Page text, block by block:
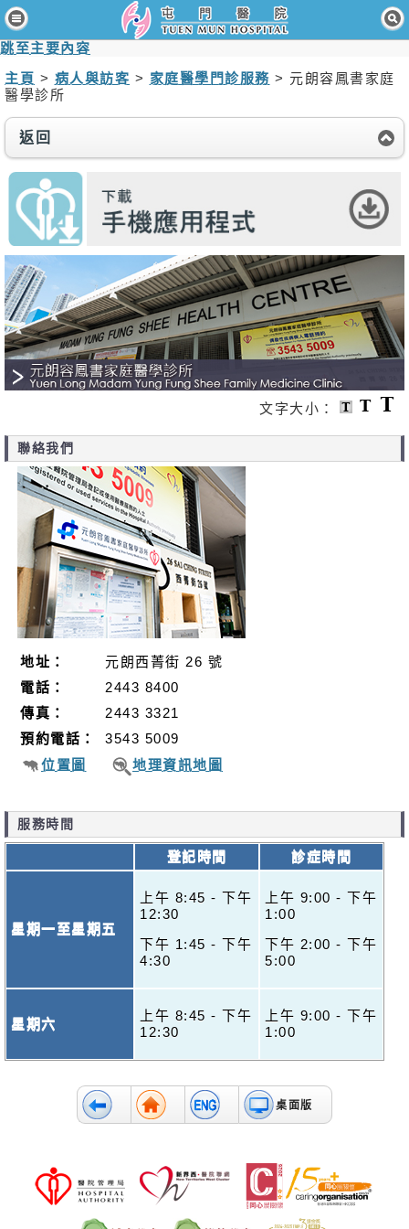
跳至主要內容
主頁
醫療服務
醫護專業人員
消息及活動
關於我們
聯絡我們
免責聲明
無障礙聲明
職員專用
主頁 > 病人與訪客 > 家庭醫學門診服務 > 元朗容鳳書家庭
醫學診所
返回
文字大小：
聯絡我們
地址：
元朗西菁街 26 號
電話：
2443 8400
傳真：
2443 3321
預約電話：
3543 5009
位置圖
地理資訊地圖
服務時間
登記時間 診症時間
星期一至星期五
上午 8:45 - 下午
12:30
下午 1:45 - 下午
4:30
上午 9:00 - 下午
1:00
下午 2:00 - 下午
5:00
星期六
上午 8:45 - 下午
12:30
上午 9:00 - 下午
1:00
桌面版